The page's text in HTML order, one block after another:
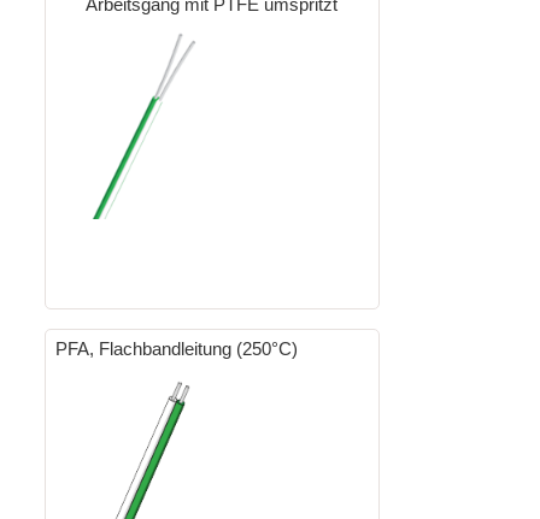
Arbeitsgang mit PTFE umspritzt
PFA, Flachbandleitung (250°C)